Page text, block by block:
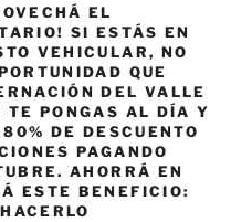
EL
SI ESTÁS EN
VEHICULAR, NO
QUE
DEL VALLE
TE PONGAS AL DÍA Y
DE DESCUENTO
PAGANDO
AHORRÁ EN
ESTE BENEFICIO: